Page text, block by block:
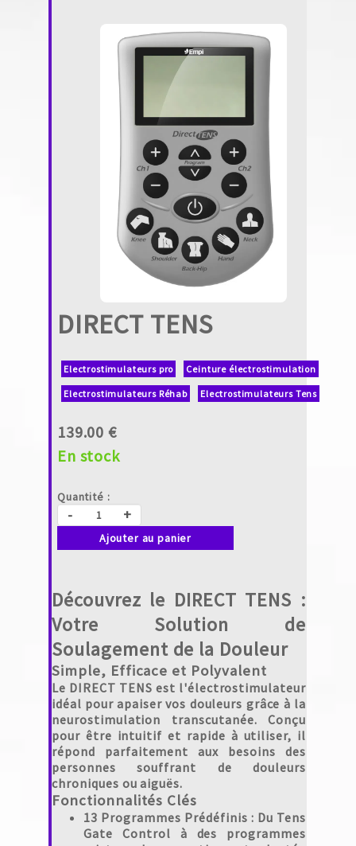
DIRECT TENS
Electrostimulateurs pro Ceinture électrostimulation
Electrostimulateurs Réhab Electrostimulateurs Tens
139.00 €
En stock
Quantité :
- +
Ajouter au panier
Découvrez le DIRECT TENS :
Votre Solution de
Soulagement de la Douleur
Simple, Efficace et Polyvalent
Le DIRECT TENS est l'électrostimulateur
idéal pour apaiser vos douleurs grâce à la
neurostimulation transcutanée. Conçu
pour être intuitif et rapide à utiliser, il
répond parfaitement aux besoins des
personnes souffrant de douleurs
chroniques ou aiguës.
Fonctionnalités Clés
13 Programmes Prédéfinis : Du Tens
Gate Control à des programmes